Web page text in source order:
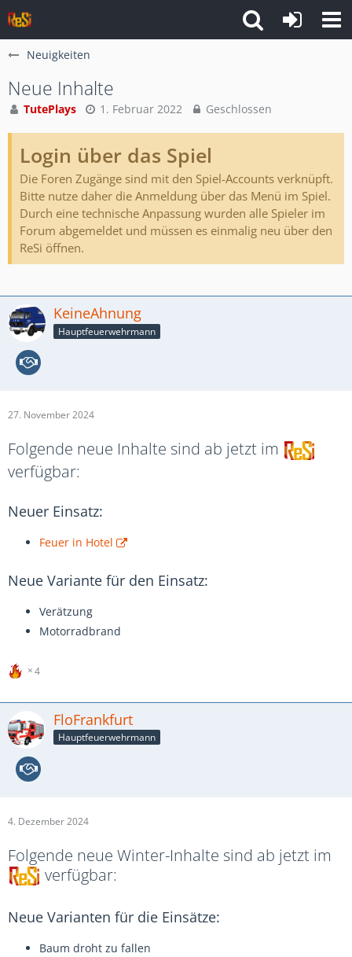
Neuigkeiten
Neue Inhalte
TutePlays 1. Februar 2022 Geschlossen
Login über das Spiel
Die Foren Zugänge sind mit den Spiel-Accounts verknüpft.
Bitte nutze daher die Anmeldung über das Menü im Spiel.
Durch eine technische Anpassung wurden alle Spieler im
Forum abgemeldet und müssen es einmalig neu über den
ReSi öffnen.
KeineAhnung
Hauptfeuerwehrmann
27. November 2024
Folgende neue Inhalte sind ab jetzt im
verfügbar:
Neuer Einsatz:
Feuer in Hotel
Neue Variante für den Einsatz:
Verätzung
Motorradbrand
4
FloFrankfurt
Hauptfeuerwehrmann
4. Dezember 2024
Folgende neue Winter-Inhalte sind ab jetzt im
verfügbar:
Neue Varianten für die Einsätze:
Baum droht zu fallen